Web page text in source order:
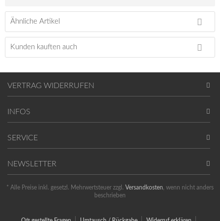
Ähnliche Artikel
Kunden kauften auch
VERTRAG WIDERRUFEN
INFOS
SERVICE
NEWSLETTER
* Alle Preise inkl. gesetzl. Mehrwertsteuer zzgl. Versandkosten, wenn nicht anders
beschrieben